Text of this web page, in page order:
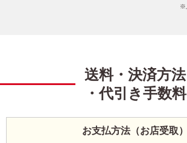
送料・決済方法
・代引き手数料
お支払方法（お店受取）